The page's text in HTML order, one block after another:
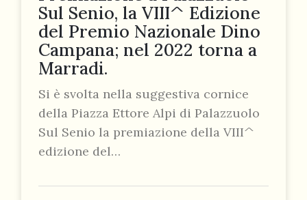
Sul Senio, la VIII^ Edizione
del Premio Nazionale Dino
Campana; nel 2022 torna a
Marradi.
Si è svolta nella suggestiva cornice
della Piazza Ettore Alpi di Palazzuolo
Sul Senio la premiazione della VIII^
edizione del…